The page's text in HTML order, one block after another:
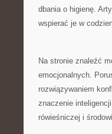
dbania o higienę.
wspierać je w
Na stronie znaleźć
emocjonalnych.
rozwiązywaniem
znaczenie
rówieśniczej i